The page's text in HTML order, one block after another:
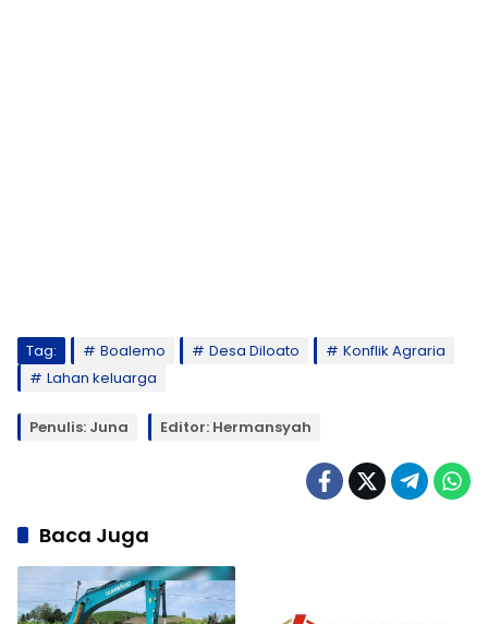
Tag: Boalemo Desa Diloato
Konflik Agraria
Lahan keluarga
Penulis: Juna Editor: Hermansyah
Baca Juga